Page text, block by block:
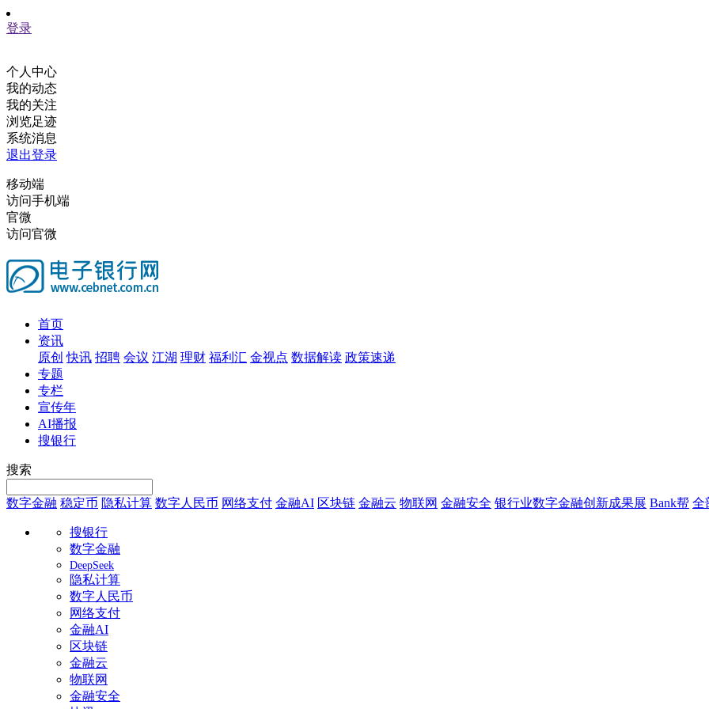
登录
个人中心
我的动态
我的关注
浏览足迹
系统消息
退出登录
移动端
访问手机端
官微
访问官微
首页
资讯
原创 快讯 招聘 会议 江湖 理财 福利汇 金视点 数据解读 政策速递
专题
专栏
宣传年
AI播报
搜银行
搜索
数字金融 稳定币 隐私计算 数字人民币 网络支付 金融AI 区块链 金融云 物联网 金融安全 银行业数字金融创新成果展 Bank帮 全
搜银行
数字金融
DeepSeek
隐私计算
数字人民币
网络支付
金融AI
区块链
金融云
物联网
金融安全